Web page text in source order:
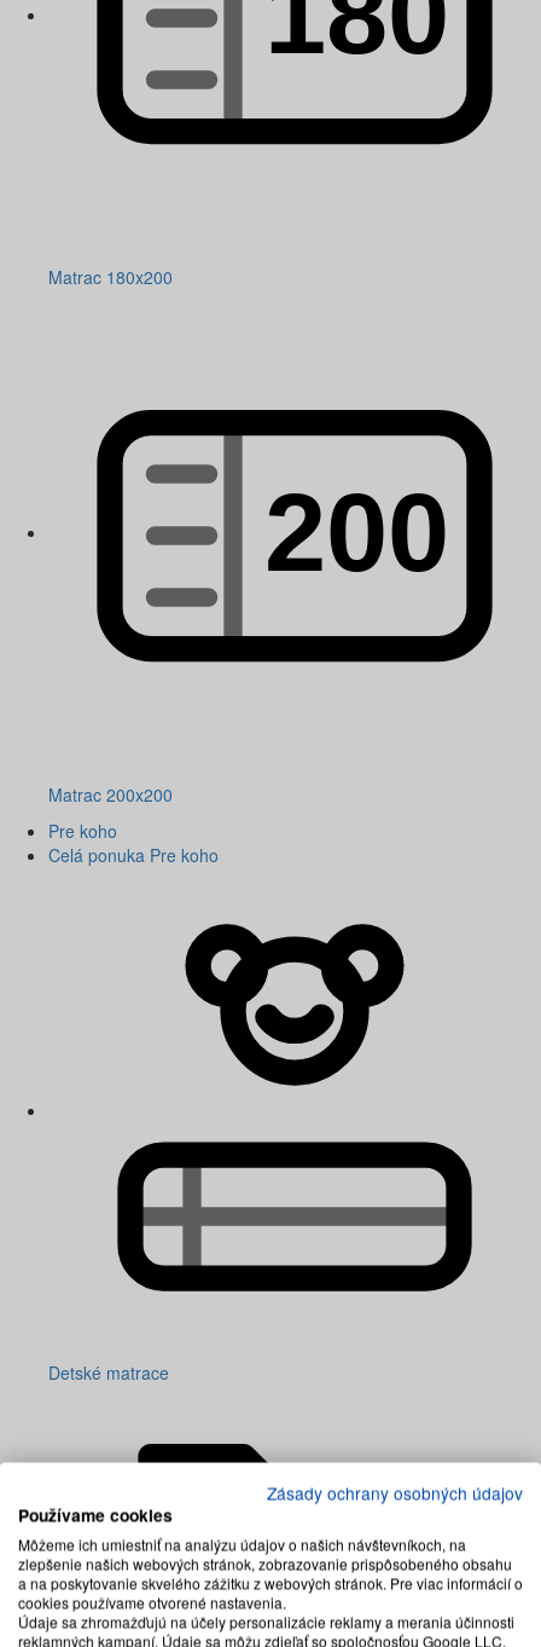
Matrac 180x200
Matrac 200x200
Pre koho
Celá ponuka Pre koho
Detské matrace
Zásady ochrany osobných údajov
Používame cookies
Môžeme ich umiestniť na analýzu údajov o našich návštevníkoch, na
zlepšenie našich webových stránok, zobrazovanie prispôsobeného obsahu
a na poskytovanie skvelého zážitku z webových stránok. Pre viac informácií o
cookies používame otvorené nastavenia.
Údaje sa zhromažďujú na účely personalizácie reklamy a merania účinnosti
reklamných kampaní. Údaje sa môžu zdieľať so spoločnosťou Google LLC,